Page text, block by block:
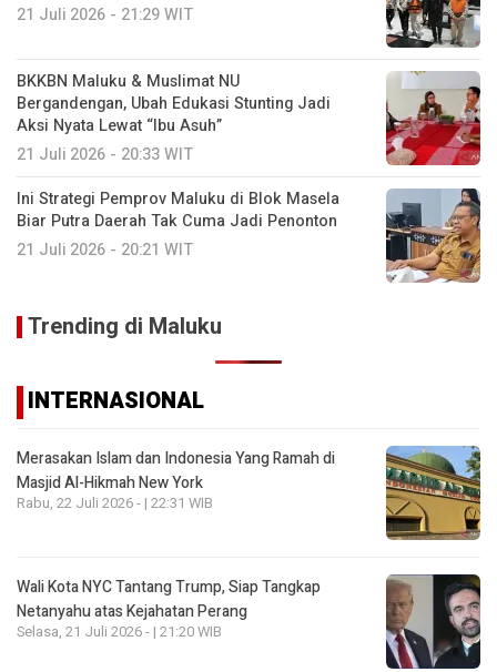
21 Juli 2026 - 21:29 WIT
BKKBN Maluku & Muslimat NU
Bergandengan, Ubah Edukasi Stunting Jadi
Aksi Nyata Lewat “Ibu Asuh”
21 Juli 2026 - 20:33 WIT
Ini Strategi Pemprov Maluku di Blok Masela
Biar Putra Daerah Tak Cuma Jadi Penonton
21 Juli 2026 - 20:21 WIT
Trending di Maluku
INTERNASIONAL
Merasakan Islam dan Indonesia Yang Ramah di
Masjid Al-Hikmah New York
Rabu, 22 Juli 2026 - | 22:31 WIB
Wali Kota NYC Tantang Trump, Siap Tangkap
Netanyahu atas Kejahatan Perang
Selasa, 21 Juli 2026 - | 21:20 WIB